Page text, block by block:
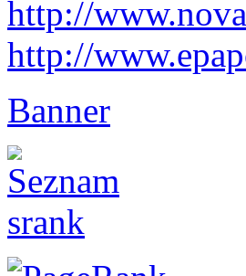
http://
http://
Banner